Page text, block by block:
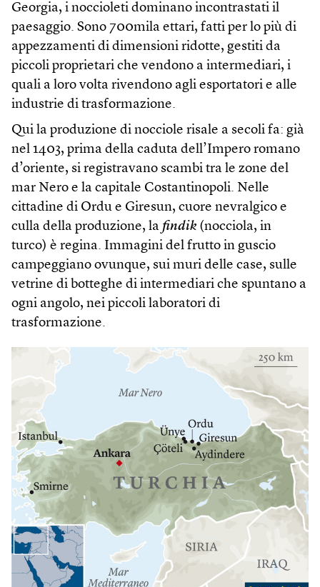
Georgia, i noccioleti dominano incontrastati il
paesaggio. Sono 700mila ettari, fatti per lo più di
appezzamenti di dimensioni ridotte, gestiti da
piccoli proprietari che vendono a intermediari, i
quali a loro volta rivendono agli esportatori e alle
industrie di trasformazione.
Qui la produzione di nocciole risale a secoli fa: già
nel 1403, prima della caduta dell’Impero romano
d’oriente, si registravano scambi tra le zone del
mar Nero e la capitale Costantinopoli. Nelle
cittadine di Ordu e Giresun, cuore nevralgico e
culla della produzione, la findik (nocciola, in
turco) è regina. Immagini del frutto in guscio
campeggiano ovunque, sui muri delle case, sulle
vetrine di botteghe di intermediari che spuntano a
ogni angolo, nei piccoli laboratori di
trasformazione.